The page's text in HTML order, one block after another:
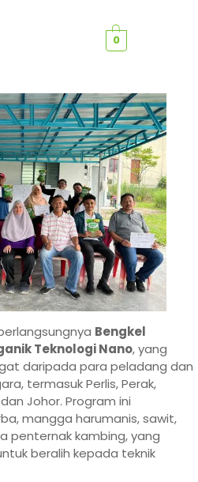
0
Bengkel
Teknologi Nano, yang
daripada para peladang dan
termasuk Perlis, Perak,
Johor. Program ini
mangga harumanis, sawit,
penternak kambing, yang
beralih kepada teknik